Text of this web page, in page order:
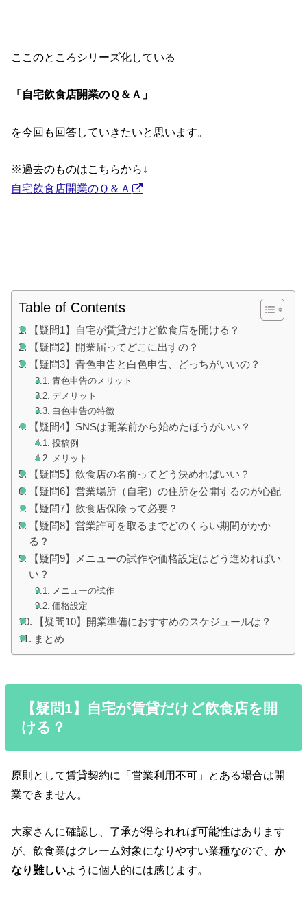
ここのところシリーズ化している
「自宅飲食店開業のＱ＆Ａ」
を今回も回答していきたいと思います。
※過去のものはこちらから↓
自宅飲食店開業のＱ＆Ａ
Table of Contents
【疑問1】自宅が賃貸だけど飲食店を開ける？
【疑問2】開業届ってどこに出すの？
【疑問3】青色申告と白色申告、どっちがいいの？
青色申告のメリット
デメリット
白色申告の特徴
【疑問4】SNSは開業前から始めたほうがいい？
投稿例
メリット
【疑問5】飲食店の名前ってどう決めればいい？
【疑問6】営業場所（自宅）の住所を公開するのが心配
【疑問7】飲食店保険って必要？
【疑問8】営業許可を取るまでどのくらい期間がかか
る？
【疑問9】メニューの試作や価格設定はどう進めればい
い？
メニューの試作
価格設定
【疑問10】開業準備におすすめのスケジュールは？
まとめ
【疑問1】自宅が賃貸だけど飲食店を開
ける？
原則として賃貸契約に「営業利用不可」とある場合は開
業できません。
大家さんに確認し、了承が得られれば可能性はあります
が、飲食業はクレーム対象になりやすい業種なので、か
なり難しいように個人的には感じます。